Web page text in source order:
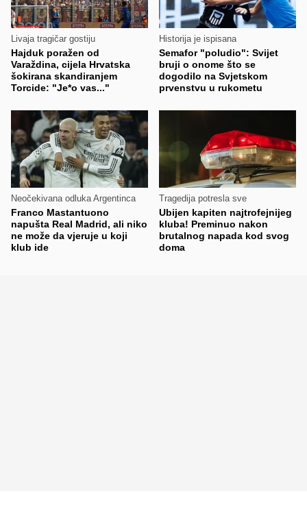
Livaja tragičar gostiju
Hajduk poražen od
Varaždina, cijela Hrvatska
šokirana skandiranjem
Torcide: "Je*o vas..."
Historija je ispisana
Semafor "poludio": Svijet
bruji o onome što se
dogodilo na Svjetskom
prvenstvu u rukometu
Neočekivana odluka Argentinca
Franco Mastantuono
napušta Real Madrid, ali niko
ne može da vjeruje u koji
klub ide
Tragedija potresla sve
Ubijen kapiten najtrofejnijeg
kluba! Preminuo nakon
brutalnog napada kod svog
doma